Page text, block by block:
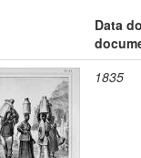
Data do
1835